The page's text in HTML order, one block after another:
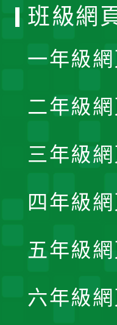
班級網
一年級網
二年級網
三年級網
四年級網
五年級網
六年級網